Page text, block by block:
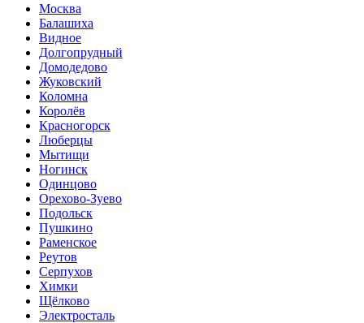
Москва
Балашиха
Видное
Долгопрудный
Домодедово
Жуковский
Коломна
Королёв
Красногорск
Люберцы
Мытищи
Ногинск
Одинцово
Орехово-Зуево
Подольск
Пушкино
Раменское
Реутов
Серпухов
Химки
Щёлково
Электросталь